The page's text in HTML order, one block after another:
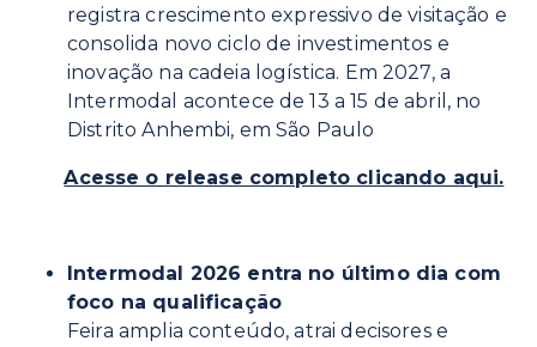
registra crescimento expressivo de visitação e
consolida novo ciclo de investimentos e
inovação na cadeia logística. Em 2027, a
Intermodal acontece de 13 a 15 de abril, no
Distrito Anhembi, em São Paulo
Acesse o release completo clicando aqui.
Intermodal 2026 entra no último dia com
foco na qualificação
Feira amplia conteúdo, atrai decisores e